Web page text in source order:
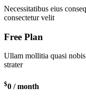
Necessitatibus eius
consectetur velit
Free Plan
Ullam mollitia quasi
strater
$0 / month